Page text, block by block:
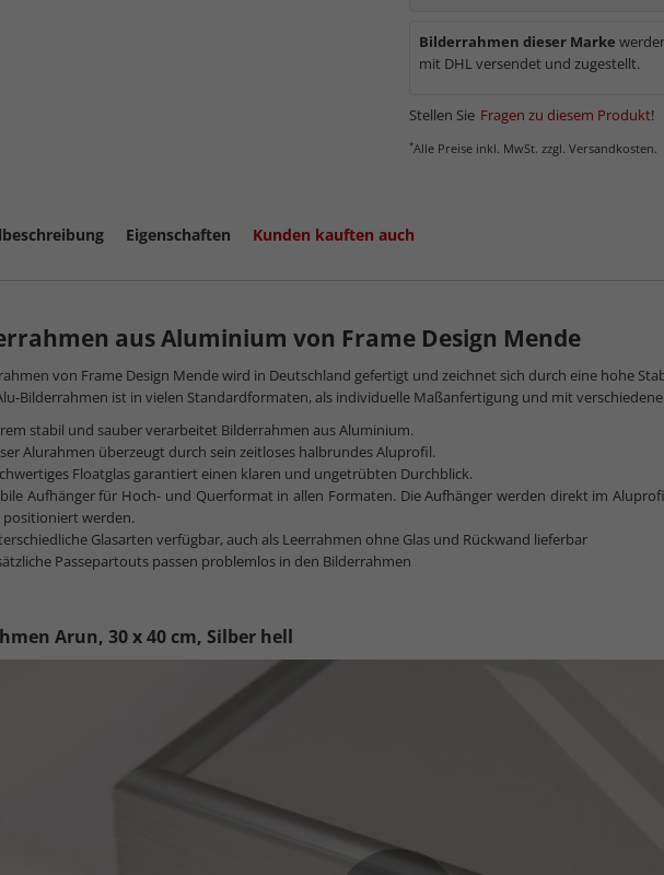
mehr zu Kunstglas und Acrylglas
Bilderrahmen dieser Marke
mit DHL versendet und zugestellt.
Stellen Sie Fragen zu diesem Produkt!
*Alle Preise inkl. MwSt. zzgl. Versandkosten.
Eigenschaften Kunden kauften auch
aus Aluminium von Frame Design Mende
von Frame Design Mende wird in Deutschland gefertigt und zeichnet sich durch eine hohe
Bilderrahmen ist in vielen Standardformaten, als individuelle Maßanfertigung und mit
stabil und sauber verarbeitet Bilderrahmen aus Aluminium.
Alurahmen überzeugt durch sein zeitloses halbrundes Aluprofil.
Floatglas garantiert einen klaren und ungetrübten Durchblick.
Aufhänger für Hoch- und Querformat in allen Formaten. Die Aufhänger werden direkt im
positioniert werden.
Glasarten verfügbar, auch als Leerrahmen ohne Glas und Rückwand lieferbar
Passepartouts passen problemlos in den Bilderrahmen
Arun, 30 x 40 cm, Silber hell